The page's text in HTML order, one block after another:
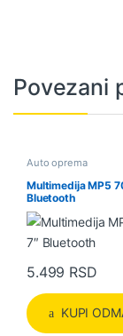
Povezani
Auto oprema
Multimedija MP5
Bluetooth
5.499 RSD
KUPI